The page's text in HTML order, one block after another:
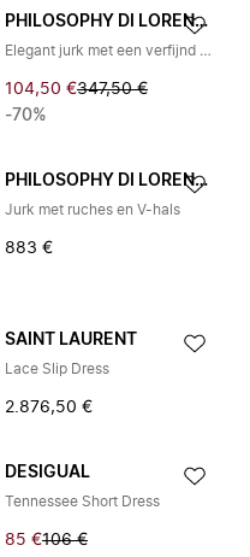
PHILOSOPHY DI LORENZO SERAFINI
Elegant jurk met een verfijnd en modern design
104,50 €347,50 €
-70%
PHILOSOPHY DI LORENZO SERAFINI
Jurk met ruches en V-hals
883 €
SAINT LAURENT
Lace Slip Dress
2.876,50 €
DESIGUAL
Tennessee Short Dress
85 €106 €